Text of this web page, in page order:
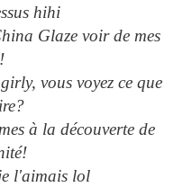
hihi
Glaze voir de mes
vous voyez ce que
à la découverte de
l'aimais lol